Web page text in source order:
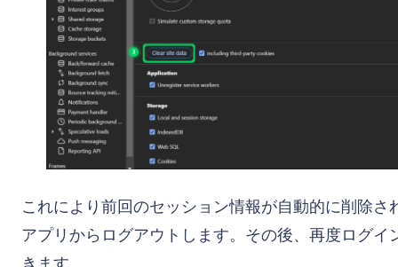
これにより前回のセッション情報が自動的に削除さ
アプリからログアウトします。その後、再度ログイ